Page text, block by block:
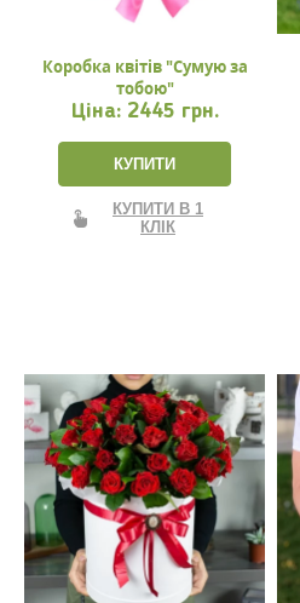
Коробка квітів "Сумую за
тобою"
Ціна: 2445 грн.
КУПИТИ
КУПИТИ В 1
КЛІК